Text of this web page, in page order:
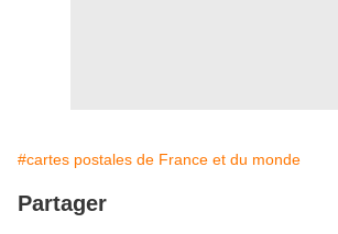
#cartes postales de France et du monde
Partager